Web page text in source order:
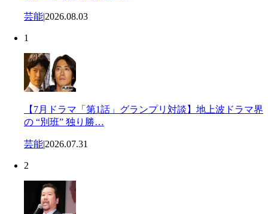
芸能|2026.08.03
1
【7月ドラマ「第1話」グランプリ対談】地上波ドラマ界
の “別班” 独り勝…
芸能|2026.07.31
2